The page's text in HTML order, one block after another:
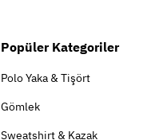
Popüler Kategoriler
Polo Yaka & Tişört
Gömlek
Sweatshirt & Kazak